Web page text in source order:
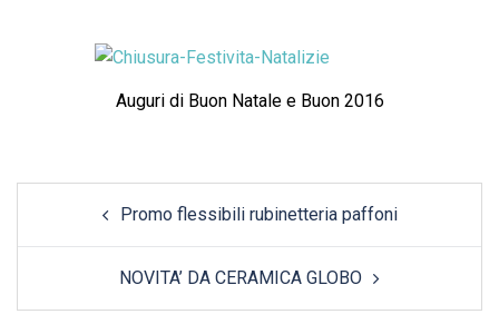
Auguri di Buon Natale e Buon 2016
navigationPromo flessibili rubinetteria paffoni
NOVITA’ DA CERAMICA GLOBO